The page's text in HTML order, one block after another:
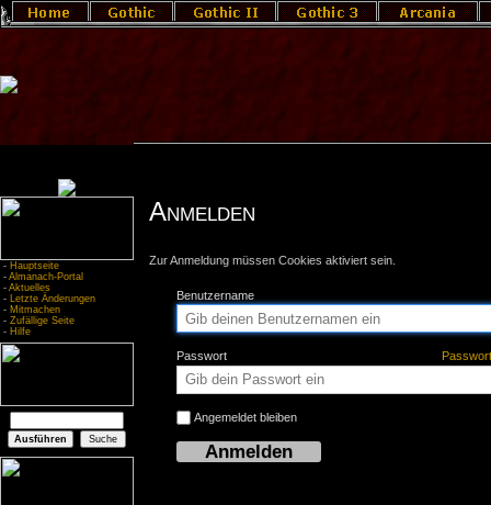
- Hauptseite
- Almanach-Portal
- Aktuelles
- Letzte Änderungen
- Mitmachen
- Zufällige Seite
- Hilfe
Anmelden
Zur Anmeldung müssen Cookies aktiviert sein.
Benutzername
Passwort
Angemeldet bleiben